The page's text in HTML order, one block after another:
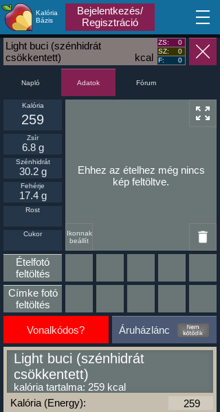
Kalória
Bázis
Bejelentkezés/
Regisztráció
MA
kcal
Light buci (szénhidrát
csökkentett)
ZS:
0
SZ:
0
F:
0
Napló Adatok Fórum
Ehhez az ételhez még nincs
kép feltöltve.
Ikonnak
beállít
Kalória
259
Zsír
6.8 g
Szénhidrát
30.2 g
Fehérje
17.4 g
Rost
Cukor
Ételfotó
feltöltés
Címke fotó
feltöltés
Vonalkódos? Áruházlánc
Light buci (szénhidrát
csökkentett)
kalória tartalma: 259 kcal
Kalória (Energy):